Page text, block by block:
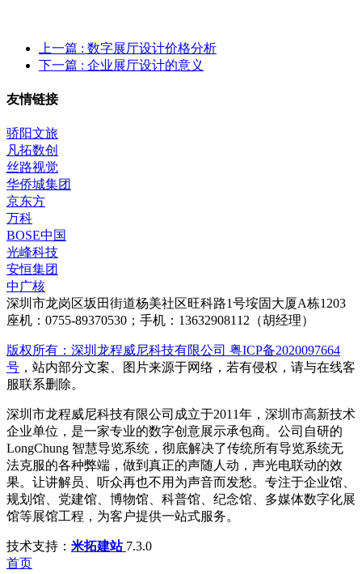
上一篇 : 数字展厅设计价格分析
下一篇 : 企业展厅设计的意义
友情链接
骄阳文旅
凡拓数创
丝路视觉
华侨城集团
京东方
万科
BOSE中国
光峰科技
安恒集团
中广核
深圳市龙岗区坂田街道杨美社区旺科路1号垵固大厦A栋1203
座机：0755-89370530；手机：13632908112（胡经理）
版权所有：深圳龙程威尼科技有限公司 粤ICP备2020097664
号 ，站内部分文案、图片来源于网络，若有侵权，请与在线客
服联系删除。
深圳市龙程威尼科技有限公司成立于2011年，深圳市高新技术
企业单位，是一家专业的数字创意展示承包商。公司自研的
LongChung 智慧导览系统，彻底解决了传统所有导览系统无
法克服的各种弊端，做到真正的声随人动，声光电联动的效
果。让讲解员、听众再也不用为声音而发愁。专注于企业馆、
规划馆、党建馆、博物馆、科普馆、纪念馆、多媒体数字化展
馆等展馆工程，为客户提供一站式服务。
技术支持： 米拓建站 7.3.0
首页